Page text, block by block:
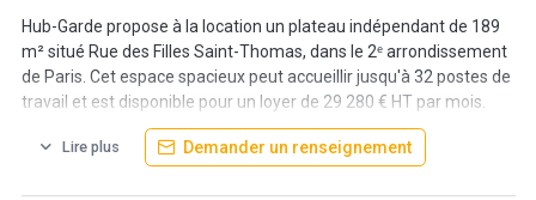
Hub-Garde propose à la location un plateau indépendant de 189
m² situé Rue des Filles Saint-Thomas, dans le 2ᵉ arrondissement
de Paris. Cet espace spacieux peut accueillir jusqu'à 32 postes de
travail et est disponible pour un loyer de 29 280 € HT par mois.
Le bureau est équipé de services haut de gamme pour assurer
Lire plus Demander un renseignement